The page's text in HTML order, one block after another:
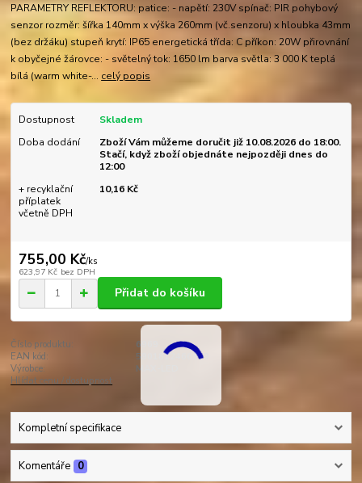
PARAMETRY REFLEKTORU: patice: - napětí: 230V spínač: PIR pohybový
senzor rozměr: šířka 140mm x výška 260mm (vč.senzoru) x hloubka 43mm
(bez držáku) stupeň krytí: IP65 energetická třída: C příkon: 20W přirovnání
k obyčejné žárovce: - světelný tok: 1650 lm barva světla: 3 000 K teplá
bílá (warm white-... celý popis
Dostupnost
Skladem
Doba dodání
Zboží Vám můžeme doručit již 10.08.2026 do 18:00.
Stačí, když zboží objednáte nejpozději dnes do
12:00
+ recyklační
příplatek
včetně DPH
10,16 Kč
755,00 Kč/ks
623,97 Kč bez DPH
Přidat do košíku
Číslo produktu:
6969
EAN kód:
5901812466969
Výrobce:
MAX-LED
Hlídat cenu / dostupnost
Kompletní specifikace
Komentáře 0